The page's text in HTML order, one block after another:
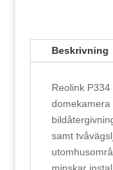
Beskrivning
Reolink
domekamera
samt